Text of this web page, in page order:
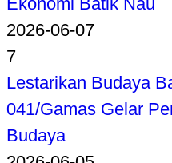
2026-06-07
7
Lestarikan Budaya
041/Gamas Gelar
Budaya